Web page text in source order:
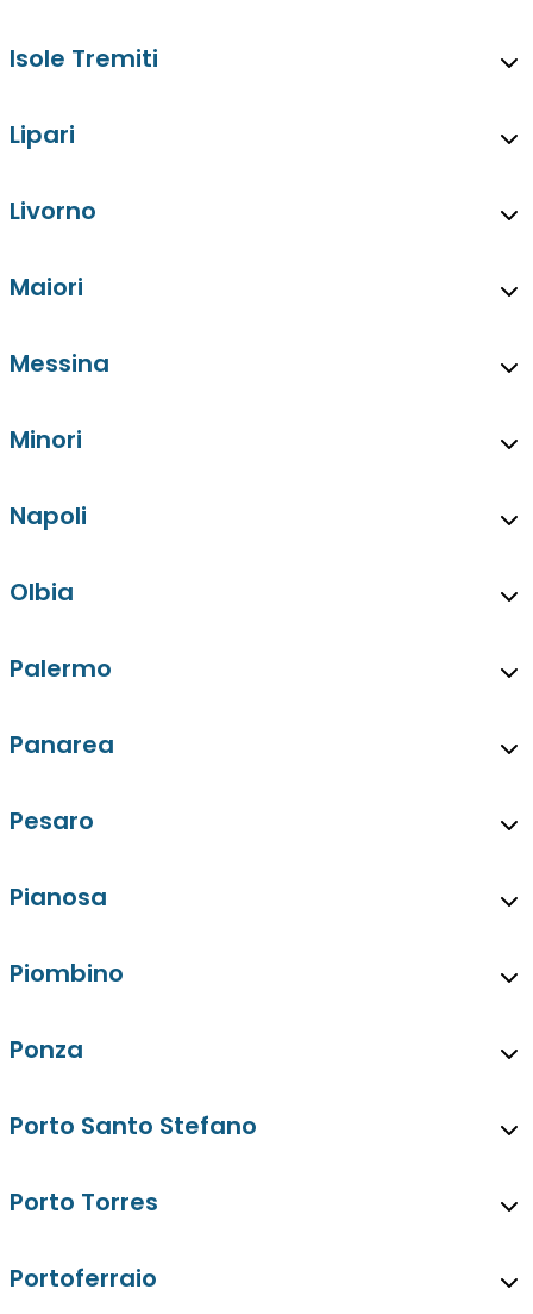
Isole Tremiti
Lipari
Livorno
Maiori
Messina
Minori
Napoli
Olbia
Palermo
Panarea
Pesaro
Pianosa
Piombino
Ponza
Porto Santo Stefano
Porto Torres
Portoferraio